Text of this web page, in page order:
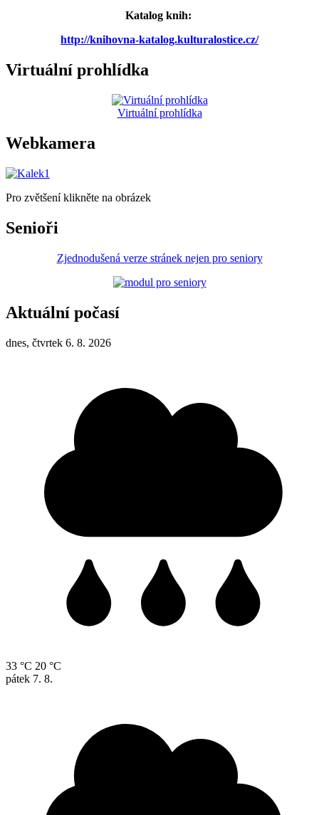
Katalog knih:
http://knihovna-katalog.kulturalostice.cz/
Virtuální prohlídka
Virtuální prohlídka
Webkamera
Pro zvětšení klikněte na obrázek
Senioři
Zjednodušená verze stránek nejen pro seniory
Aktuální počasí
dnes, čtvrtek 6. 8. 2026
33 °C 20 °C
pátek 7. 8.